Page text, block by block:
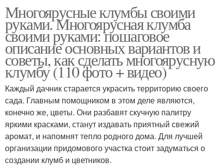
Многоярусные клумбы своими
руками. Многоярусная клумба
своими руками: пошаговое
описание основных вариантов и
советы, как сделать многоярусную
клумбу (110 фото + видео)
Каждый дачник старается украсить территорию своего
сада. Главным помощником в этом деле являются,
конечно же, цветы. Они разбавят скучную палитру
яркими красками, станут издавать приятный свежий
аромат, и напомнят тепло родного дома. Для лучшей
организации придомового участка стоит задуматься о
создании клумб и цветников.